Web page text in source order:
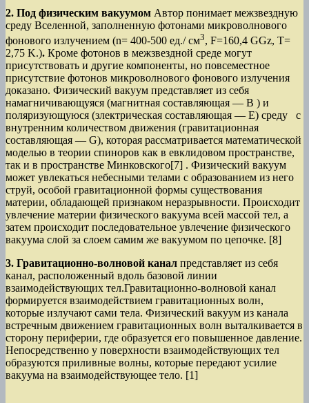
2. Под физическим вакуумом Автор понимает межзвездную
среду Вселенной, заполненную фотонами микроволнового
фонового излучением (n= 400-500 ед./ см3, F=160,4 GGz, T=
2,75 K.). Кроме фотонов в межзвездной среде могут
присутствовать и другие компоненты, но повсеместное
присутствие фотонов микроволнового фонового излучения
доказано. Физический вакуум представляет из себя
намагничивающуяся (магнитная составляющая — B ) и
поляризующуюся (злектрическая составляющая — E) среду с
внутренним количеством движения (гравитационная
составляющая — G), которая рассматривается математической
моделью в теории спиноров как в евклидовом пространстве,
так и в пространстве Минковского[7] . Физический вакуум
может увлекаться небесными телами с образованием из него
струй, особой гравитационной формы существования
материи, обладающей признаком неразрывности. Происходит
увлечение материи физического вакуума всей массой тел, а
затем происходит последовательное увлечение физического
вакуума слой за слоем самим же вакуумом по цепочке. [8]
3. Гравитационно-волновой канал представляет из себя
канал, расположенный вдоль базовой линии
взаимодействующих тел.Гравитационно-волновой канал
формируется взаимодействием гравитационных волн,
которые излучают сами тела. Физический вакуум из канала
встречным движением гравитационных волн выталкивается в
сторону периферии, где образуется его повышенное давление.
Непосредственно у поверхности взаимодействующих тел
образуются приливные волны, которые передают усилие
вакуума на взаимодействующее тело. [1]